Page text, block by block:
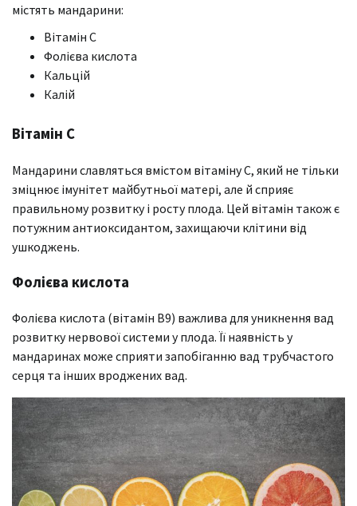
містять мандарини:
Вітамін С
Фолієва кислота
Кальцій
Калій
Вітамін C
Мандарини славляться вмістом вітаміну C, який не тільки
зміцнює імунітет майбутньої матері, але й сприяє
правильному розвитку і росту плода. Цей вітамін також є
потужним антиоксидантом, захищаючи клітини від
ушкоджень.
Фолієва кислота
Фолієва кислота (вітамін В9) важлива для уникнення вад
розвитку нервової системи у плода. Її наявність у
мандаринах може сприяти запобіганню вад трубчастого
серця та інших вроджених вад.